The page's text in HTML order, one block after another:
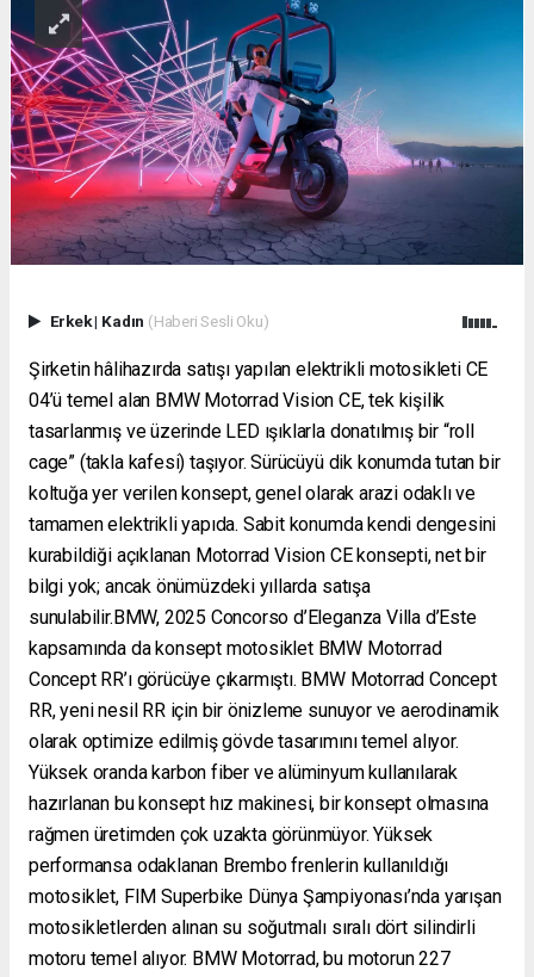
Erkek| Kadın (Haberi Sesli Oku)
Şirketin hâlihazırda satışı yapılan elektrikli motosikleti CE
04’ü temel alan BMW Motorrad Vision CE, tek kişilik
tasarlanmış ve üzerinde LED ışıklarla donatılmış bir “roll
cage” (takla kafesi) taşıyor. Sürücüyü dik konumda tutan bir
koltuğa yer verilen konsept, genel olarak arazi odaklı ve
tamamen elektrikli yapıda. Sabit konumda kendi dengesini
kurabildiği açıklanan Motorrad Vision CE konsepti, net bir
bilgi yok; ancak önümüzdeki yıllarda satışa
sunulabilir.BMW, 2025 Concorso d’Eleganza Villa d’Este
kapsamında da konsept motosiklet BMW Motorrad
Concept RR’ı görücüye çıkarmıştı. BMW Motorrad Concept
RR, yeni nesil RR için bir önizleme sunuyor ve aerodinamik
olarak optimize edilmiş gövde tasarımını temel alıyor.
Yüksek oranda karbon fiber ve alüminyum kullanılarak
hazırlanan bu konsept hız makinesi, bir konsept olmasına
rağmen üretimden çok uzakta görünmüyor. Yüksek
performansa odaklanan Brembo frenlerin kullanıldığı
motosiklet, FIM Superbike Dünya Şampiyonası’nda yarışan
motosikletlerden alınan su soğutmalı sıralı dört silindirli
motoru temel alıyor. BMW Motorrad, bu motorun 227